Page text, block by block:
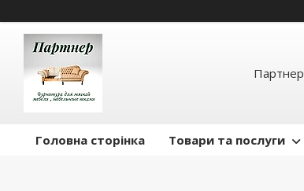
Партнер
Головна сторінка Товари та послуги